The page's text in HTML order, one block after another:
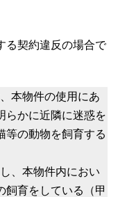
る契約違反の場合で
本物件の使用にあ
らかに近隣に迷惑を
等の動物を飼育する
本物件内におい
飼育をしている（甲